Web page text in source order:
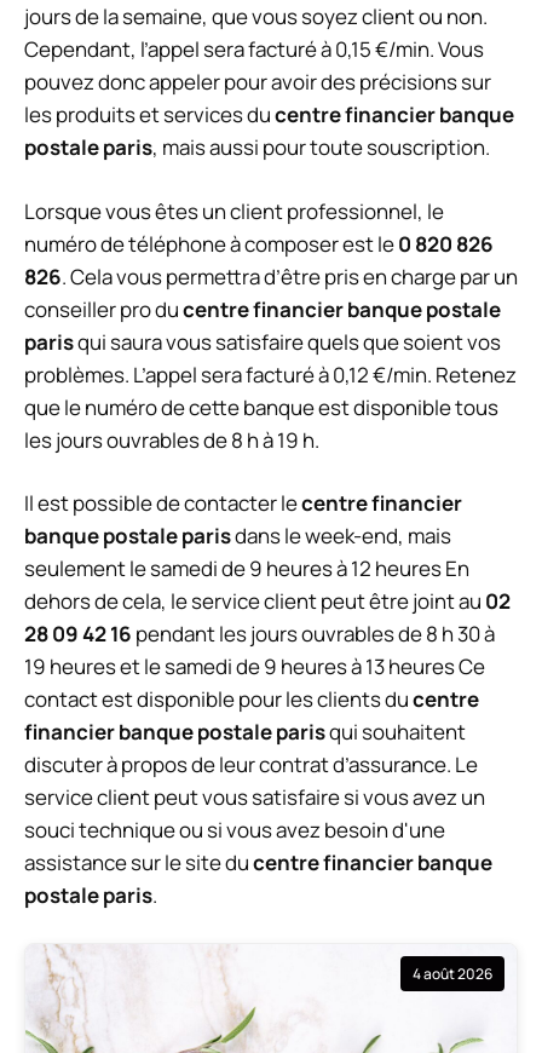
jours de la semaine, que vous soyez client ou non.
Cependant, l’appel sera facturé à 0,15 €/min. Vous
pouvez donc appeler pour avoir des précisions sur
les produits et services ducentre financier banque
postale paris, mais aussi pour toute souscription.
Lorsque vous êtes un client professionnel, le
numéro de téléphone à composer est le0 820 826
826. Cela vous permettra d’être pris en charge par un
conseiller pro ducentre financier banque postale
parisqui saura vous satisfaire quels que soient vos
problèmes. L’appel sera facturé à 0,12 €/min. Retenez
que le numéro de cette banque est disponible tous
les jours ouvrables de 8 h à 19 h.
Il est possible de contacter lecentre financier
banque postale parisdans le week-end, mais
seulement le samedi de 9 heures à 12 heures En
dehors de cela, le service client peut être joint au 02
28 09 42 16 pendant les jours ouvrables de 8 h 30 à
19 heures et le samedi de 9 heures à 13 heures Ce
contact est disponible pour les clients ducentre
financier banque postale parisqui souhaitent
discuter à propos de leur contrat d’assurance. Le
service client peut vous satisfaire si vous avez un
souci technique ou si vous avez besoin d'une
assistance sur le site ducentre financier banque
postale paris.
4 août 2026